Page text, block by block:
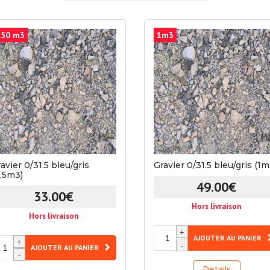
15
kg
m3
0/31.5 bleu/gris
33.00€
Hors livraison
AJOUTER AU PANIER
+
-
1m3
Gravier 0/31.5 bleu/gris
49.00€
Hors livraison
AJOUTER AU PANIER
quantité+
-